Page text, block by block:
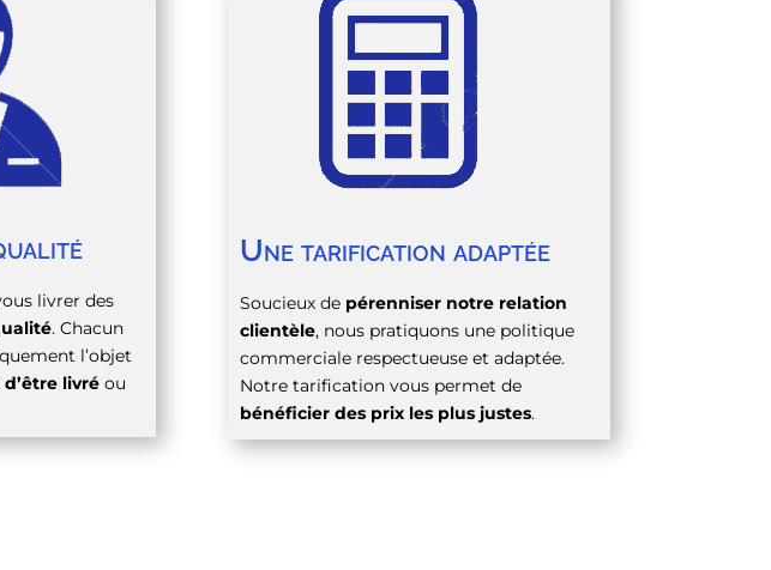
livrer des
. Chacun
l’objet
livréou
Une tarification adaptée
Soucieux de pérenniser notre relation
clientèle, nous pratiquons une politique
commerciale respectueuse et adaptée.
Notre tarification vous permet de
bénéficier des prix les plus justes.